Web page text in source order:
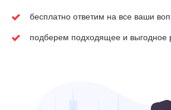
бесплатно ответим на все ваши
подберем подходящее и выгодное